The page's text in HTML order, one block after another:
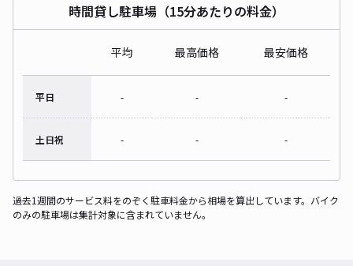
時間貸し駐車場（15分あたりの料金）
平均 最高価格 最安価格
平日 - - -
土日祝 - - -
過去1週間のサービス料をのぞく駐車料金から相場を算出しています。バイク
のみの駐車場は集計対象に含まれていません。